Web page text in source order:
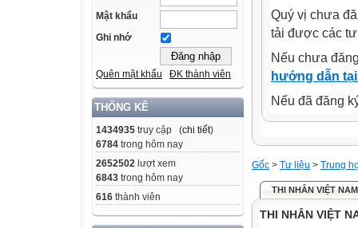
Mật khẩu
Ghi nhớ
Quên mật khẩu ĐK thành viên
THỐNG KÊ
1434935 truy cập (chi tiết)
6784 trong hôm nay
2652502 lượt xem
6843 trong hôm nay
616 thành viên
Quý vị chưa
tải được các
Nếu chưa
hướng dẫn
Nếu đã đăng
Gốc > Tư liệu > Trung
THI NHÂN VIỆT NAM
THI NHÂN VIỆT